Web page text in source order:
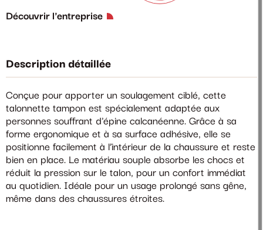
Découvrir l'entreprise
Description détaillée
Conçue pour apporter un soulagement ciblé, cette
talonnette tampon est spécialement adaptée aux
personnes souffrant d'épine calcanéenne. Grâce à sa
forme ergonomique et à sa surface adhésive, elle se
positionne facilement à l’intérieur de la chaussure et reste
bien en place. Le matériau souple absorbe les chocs et
réduit la pression sur le talon, pour un confort immédiat
au quotidien. Idéale pour un usage prolongé sans gêne,
même dans des chaussures étroites.